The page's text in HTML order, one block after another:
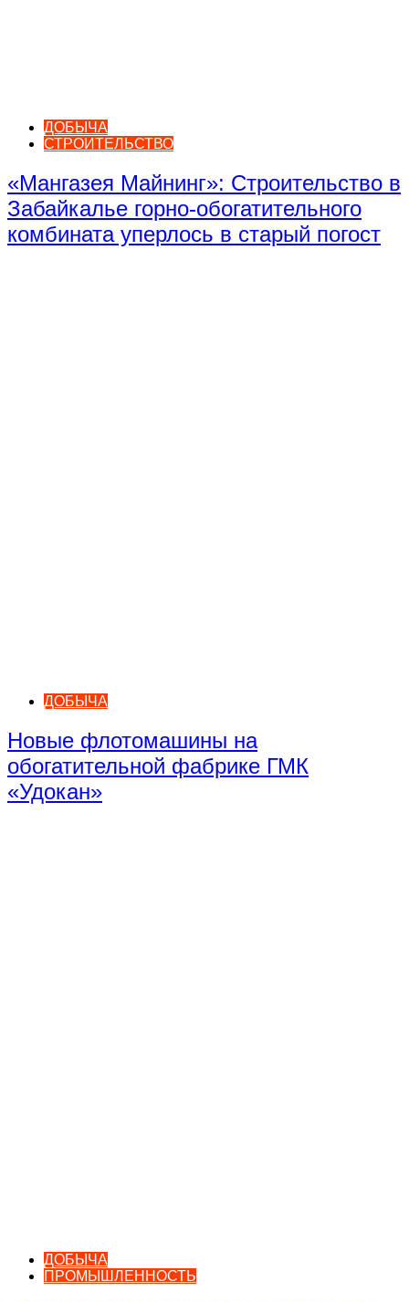
ДОБЫЧА
СТРОИТЕЛЬСТВО
«Мангазея Майнинг»: Строительство в
Забайкалье горно-обогатительного
комбината уперлось в старый погост
ДОБЫЧА
Новые флотомашины на
обогатительной фабрике ГМК
«Удокан»
ДОБЫЧА
ПРОМЫШЛЕННОСТЬ